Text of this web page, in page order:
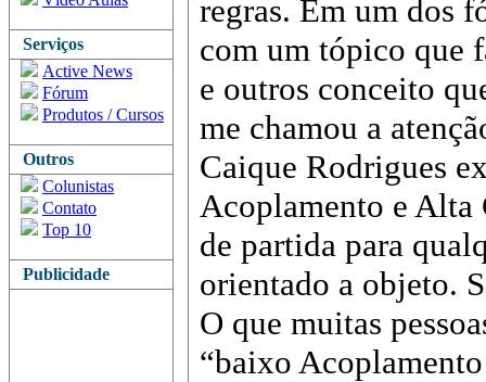
Serviços
Active News
Fórum
Produtos / Cursos
Outros
Colunistas
Contato
Top 10
Publicidade
regras. Em um dos
com um tópico que
e outros conceito
me chamou a
Caique Rodrigues
Acoplamento e Alta
de partida para
orientado a objeto.
O que muitas
“baixo